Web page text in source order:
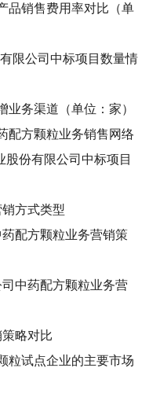
品销售费用率对比（单
限公司中标项目数量情
业务渠道（单位：家）
配方颗粒业务销售网络
股份有限公司中标项目
方式类型
配方颗粒业务营销策
中药配方颗粒业务营
略对比
粒试点企业的主要市场